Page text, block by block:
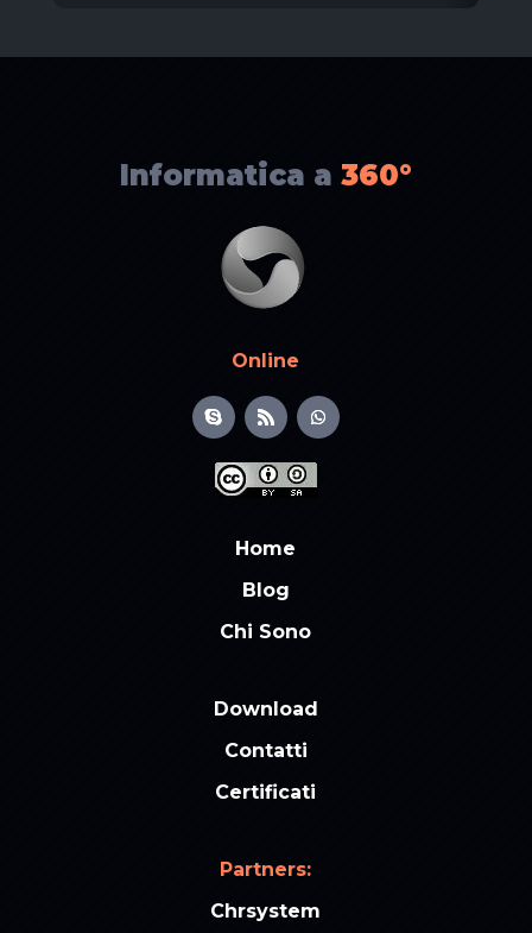
Informatica a 360°
Online
Home
Blog
Chi Sono
Download
Contatti
Certificati
Partners:
Chrsystem